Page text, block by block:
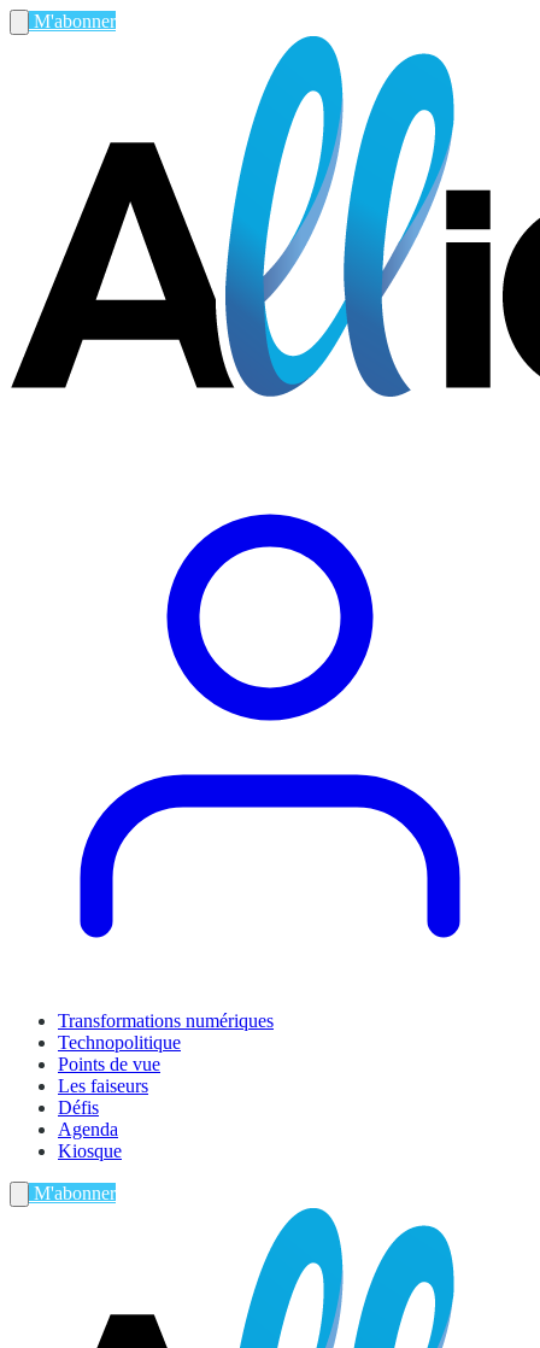
M'abonner
Transformations numériques
Technopolitique
Points de vue
Les faiseurs
Défis
Agenda
Kiosque
M'abonner